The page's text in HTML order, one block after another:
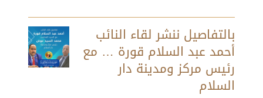
بالتفاصيل ننشر لقاء النائب
أحمد عبد السلام قورة … مع
رئيس مركز ومدينة دار
السلام